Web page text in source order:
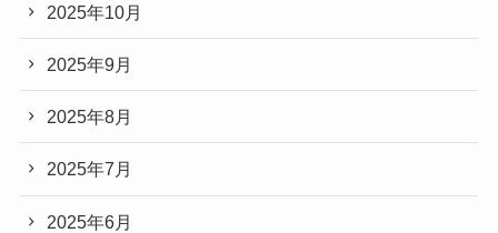
2025年10月
2025年9月
2025年8月
2025年7月
2025年6月